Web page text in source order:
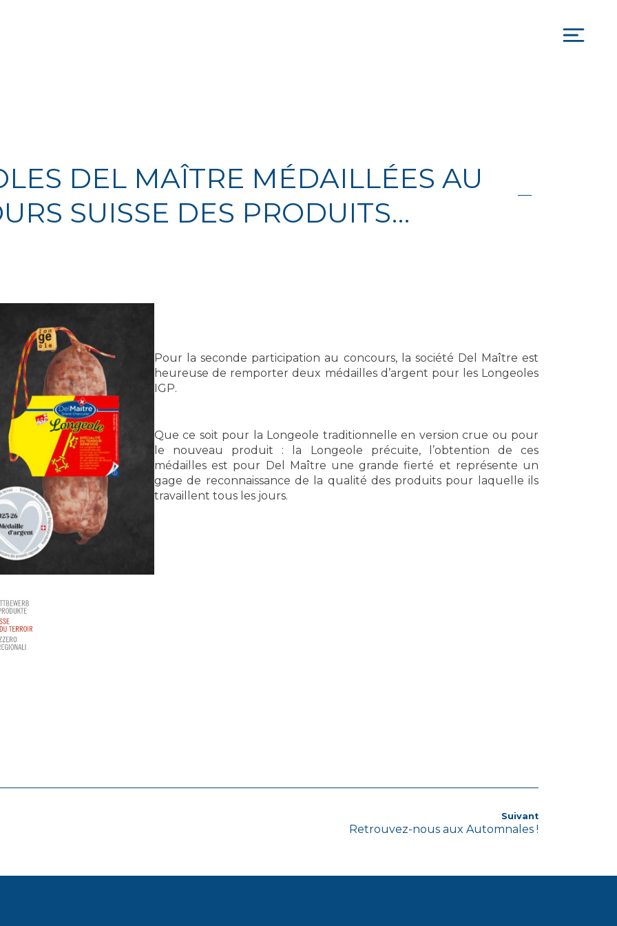
DEL MAÎTRE MÉDAILLÉES AU
SUISSE DES PRODUITS…
Pour la seconde participation au concours, la société Del Maître est
heureuse de remporter deux médailles d’argent pour les Longeoles
IGP.
Que ce soit pour la Longeole traditionnelle en version crue ou pour
le nouveau produit : la Longeole précuite, l’obtention de ces
médailles est pour Del Maître une grande fierté et représente un
gage de reconnaissance de la qualité des produits pour laquelle ils
travaillent tous les jours.
Article
Suivant
Retrouvez-nous aux Automnales !